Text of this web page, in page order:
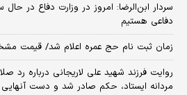
سردار ابن‌الرضا: امروز در وزارت دفاع در
دفاعی هستیم
زمان ثبت‌ نام حج عمره اعلام شد/ قیمت
روایت فرزند شهید علی لاریجانی درباره رد
مردانه ایستاد، حکم صادر شد و دست